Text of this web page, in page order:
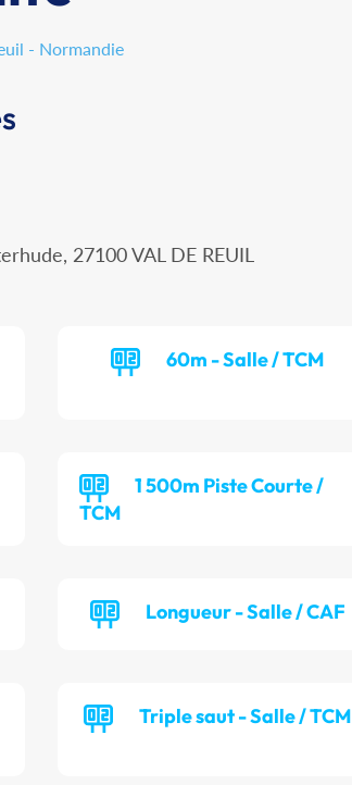
- Normandie
27100 VAL DE REUIL
60m - Salle / TCM
1 500m Piste Courte /
TCM
Longueur - Salle / CAF
Triple saut - Salle / TCM